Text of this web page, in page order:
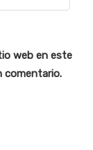
web en este
comentario.